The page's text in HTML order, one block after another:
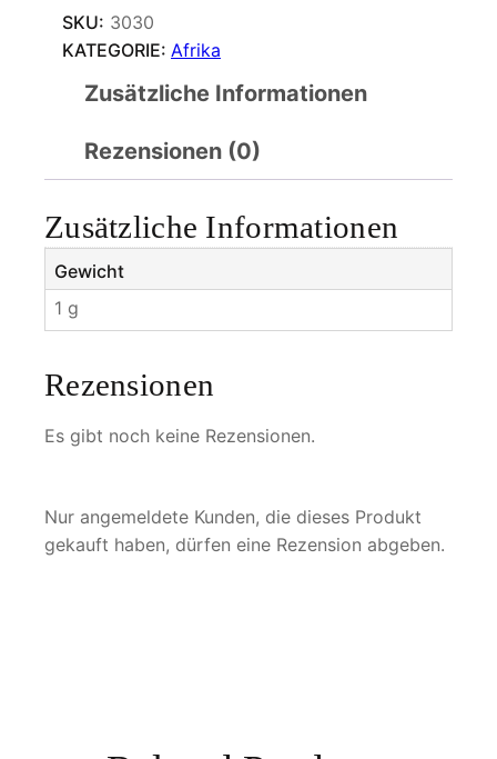
a
x
r
h
o
s
M
n
g
e
SKU: 3030
KATEGORIE: Afrika
Zusätzliche Informationen
Rezensionen (0)
Zusätzliche Informationen
Gewicht
1 g
Rezensionen
Es gibt noch keine Rezensionen.
Nur angemeldete Kunden, die dieses Produkt
gekauft haben, dürfen eine Rezension abgeben.